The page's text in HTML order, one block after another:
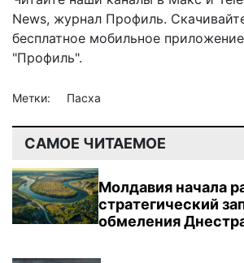
News, журнал Профиль.
бесплатное мобильное
"Профиль".
Метки: Пасха
САМОЕ ЧИТАЕМОЕ
Молдавия начала
стратегический
обмеления